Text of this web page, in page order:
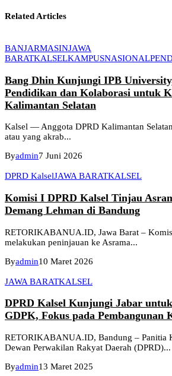
Related Articles
BANJARMASINJAWA
BARATKALSELKAMPUSNASIONAL
Bang Dhin Kunjungi IPB
Pendidikan dan Kolaborasi untuk
Kalimantan Selatan
Kalsel — Anggota DPRD Kalimantan
atau yang akrab...
Byadmin7 Juni 2026
DPRD KalselJAWA BARATKALSEL
Komisi I DPRD Kalsel Tinjau
Demang Lehman di Bandung
RETORIKABANUA.ID, Jawa Barat –
melakukan peninjauan ke Asrama...
Byadmin10 Maret 2026
JAWA BARATKALSEL
DPRD Kalsel Kunjungi Jabar
GDPK, Fokus pada Pembangunan
RETORIKABANUA.ID, Bandung – Panitia
Dewan Perwakilan Rakyat Daerah (DPRD)...
Byadmin13 Maret 2025